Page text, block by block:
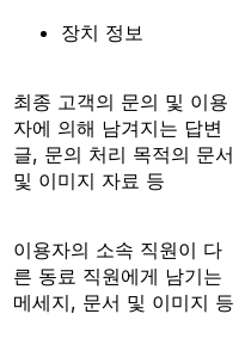
장치 정보
최종 고객의 문의 및 이용
자에 의해 남겨지는 답변
글, 문의 처리 목적의 문서
및 이미지 자료 등
이용자의 소속 직원이 다
른 동료 직원에게 남기는
메세지, 문서 및 이미지 등